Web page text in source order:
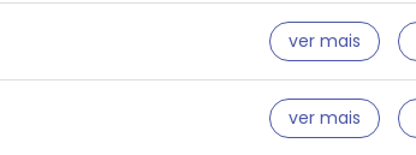
ver mais
ver mais